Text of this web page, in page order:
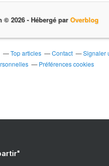
© 2026 - Hébergé par Overblog
Top articles Contact Signaler
Préférences cookies